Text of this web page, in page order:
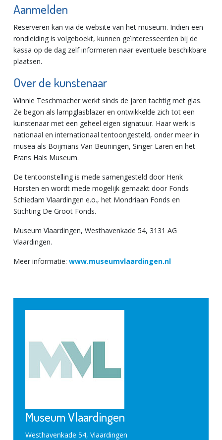
Aanmelden
Reserveren kan via de website van het museum. Indien een
rondleiding is volgeboekt, kunnen geïnteresseerden bij de
kassa op de dag zelf informeren naar eventuele beschikbare
plaatsen.
Over de kunstenaar
Winnie Teschmacher werkt sinds de jaren tachtig met glas.
Ze begon als lampglasblazer en ontwikkelde zich tot een
kunstenaar met een geheel eigen signatuur. Haar werk is
nationaal en internationaal tentoongesteld, onder meer in
musea als Boijmans Van Beuningen, Singer Laren en het
Frans Hals Museum.
De tentoonstelling is mede samengesteld door Henk
Horsten en wordt mede mogelijk gemaakt door Fonds
Schiedam Vlaardingen e.o., het Mondriaan Fonds en
Stichting De Groot Fonds.
Museum Vlaardingen, Westhavenkade 54, 3131 AG
Vlaardingen.
Meer informatie: www.museumvlaardingen.nl
Museum Vlaardingen
Westhavenkade 54, Vlaardingen